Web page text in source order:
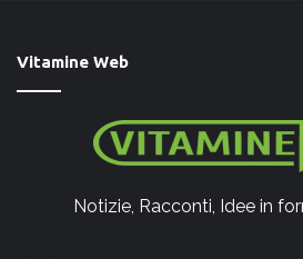
Vitamine Web
Notizie, Racconti, Idee in